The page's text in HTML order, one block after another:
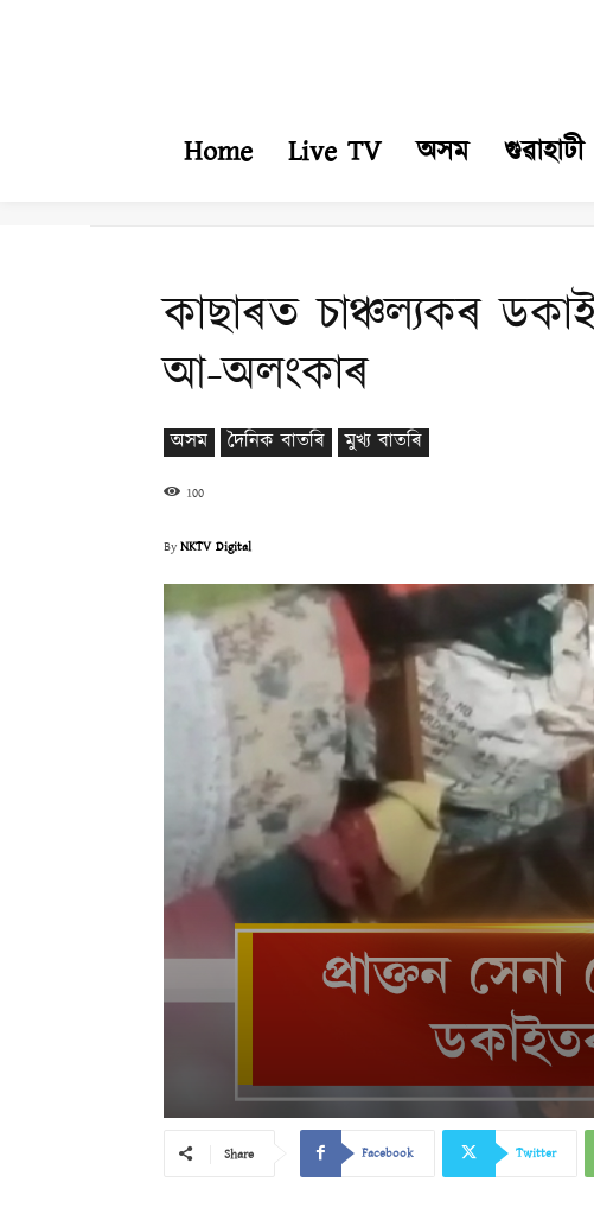
Home Live TV অসম গুৱাহাটী
কাছাৰত চাঞ্চল্যকৰ
আ-অলংকাৰ
অসম দৈনিক বাতৰি মুখ্য বাতৰি
100
ByNKTV Digital
Share Facebook Twitter